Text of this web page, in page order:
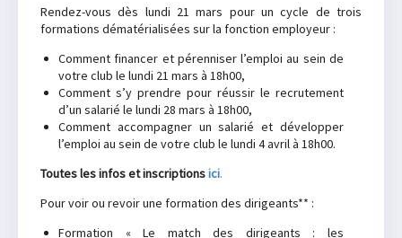
Rendez-vous dès lundi 21 mars pour un cycle de trois
formations dématérialisées sur la fonction employeur :
Comment financer et pérenniser l’emploi au sein de
votre club le lundi 21 mars à 18h00,
Comment s’y prendre pour réussir le recrutement
d’un salarié le lundi 28 mars à 18h00,
Comment accompagner un salarié et développer
l’emploi au sein de votre club le lundi 4 avril à 18h00.
Toutes les infos et inscriptionsici.
Pour voir ou revoir une formation des dirigeants** :
Formation « Le match des dirigeants : les